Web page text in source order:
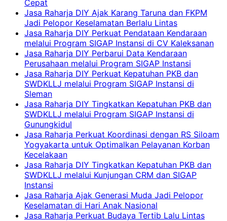
Cepat
Jasa Raharja DIY Ajak Karang Taruna dan FKPM
Jadi Pelopor Keselamatan Berlalu Lintas
Jasa Raharja DIY Perkuat Pendataan Kendaraan
melalui Program SIGAP Instansi di CV Kaleksanan
Jasa Raharja DIY Perbarui Data Kendaraan
Perusahaan melalui Program SIGAP Instansi
Jasa Raharja DIY Perkuat Kepatuhan PKB dan
SWDKLLJ melalui Program SIGAP Instansi di
Sleman
Jasa Raharja DIY Tingkatkan Kepatuhan PKB dan
SWDKLLJ melalui Program SIGAP Instansi di
Gunungkidul
Jasa Raharja Perkuat Koordinasi dengan RS Siloam
Yogyakarta untuk Optimalkan Pelayanan Korban
Kecelakaan
Jasa Raharja DIY Tingkatkan Kepatuhan PKB dan
SWDKLLJ melalui Kunjungan CRM dan SIGAP
Instansi
Jasa Raharja Ajak Generasi Muda Jadi Pelopor
Keselamatan di Hari Anak Nasional
Jasa Raharja Perkuat Budaya Tertib Lalu Lintas